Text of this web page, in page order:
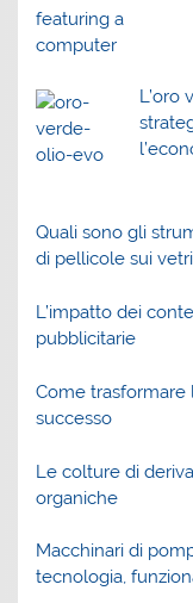
L’oro
Quali sono gli
di pellicole sui
L’impatto dei
pubblicitarie
Come trasformare
successo
Le colture di
organiche
Macchinari di
tecnologia,